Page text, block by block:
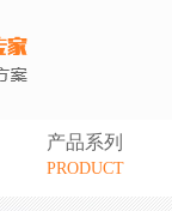
产品系列
PRODUCT